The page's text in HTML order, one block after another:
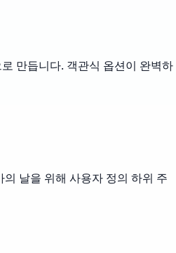
만듭니다. 객관식 옵션이 완벽하
날을 위해 사용자 정의 하위 주